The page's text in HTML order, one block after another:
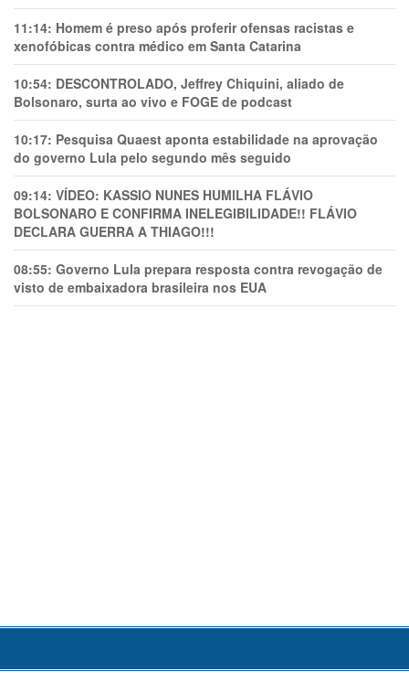
11:14: Homem é preso após proferir ofensas racistas e
xenofóbicas contra médico em Santa Catarina
10:54: DESCONTROLADO, Jeffrey Chiquini, aliado de
Bolsonaro, surta ao vivo e FOGE de podcast
10:17: Pesquisa Quaest aponta estabilidade na aprovação
do governo Lula pelo segundo mês seguido
09:14: VÍDEO: KASSIO NUNES HUMlLHA FLÁVIO
BOLSONARO E CONFIRMA INELEGIBILIDADE!! FLÁVIO
DECLARA GUERRA A THIAGO!!!
08:55: Governo Lula prepara resposta contra revogação de
visto de embaixadora brasileira nos EUA